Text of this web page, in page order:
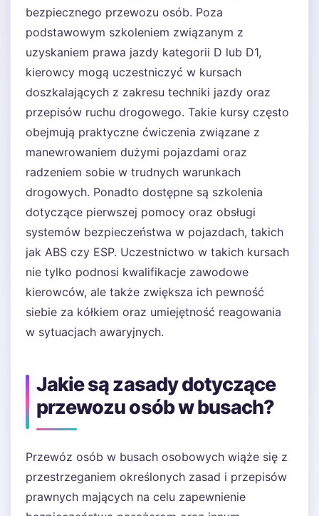
bezpiecznego przewozu osób. Poza
podstawowym szkoleniem związanym z
uzyskaniem prawa jazdy kategorii D lub D1,
kierowcy mogą uczestniczyć w kursach
doszkalających z zakresu techniki jazdy oraz
przepisów ruchu drogowego. Takie kursy często
obejmują praktyczne ćwiczenia związane z
manewrowaniem dużymi pojazdami oraz
radzeniem sobie w trudnych warunkach
drogowych. Ponadto dostępne są szkolenia
dotyczące pierwszej pomocy oraz obsługi
systemów bezpieczeństwa w pojazdach, takich
jak ABS czy ESP. Uczestnictwo w takich kursach
nie tylko podnosi kwalifikacje zawodowe
kierowców, ale także zwiększa ich pewność
siebie za kółkiem oraz umiejętność reagowania
w sytuacjach awaryjnych.
Jakie są zasady dotyczące
przewozu osób w busach?
Przewóz osób w busach osobowych wiąże się z
przestrzeganiem określonych zasad i przepisów
prawnych mających na celu zapewnienie